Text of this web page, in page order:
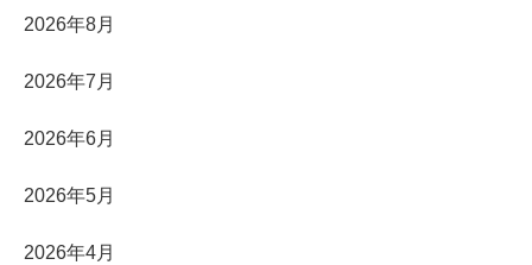
2026年8月
2026年7月
2026年6月
2026年5月
2026年4月